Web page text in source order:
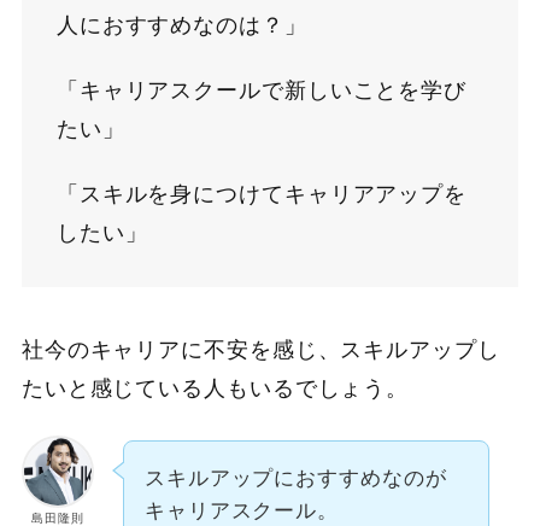
人におすすめなのは？」
「キャリアスクールで新しいことを学び
たい」
「スキルを身につけてキャリアアップを
したい」
社今のキャリアに不安を感じ、スキルアップし
たいと感じている人もいるでしょう。
島田隆則
スキルアップにおすすめなのが
キャリアスクール。